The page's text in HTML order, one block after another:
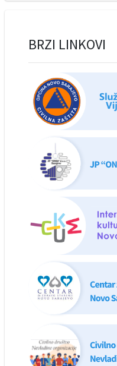
BRZI LINKOVI